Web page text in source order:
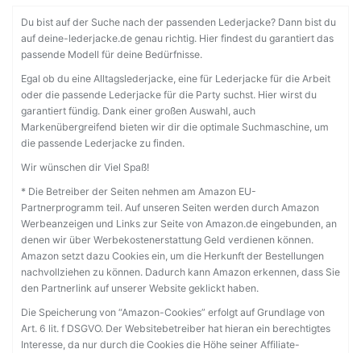
Du bist auf der Suche nach der passenden Lederjacke? Dann bist du
auf deine-lederjacke.de genau richtig. Hier findest du garantiert das
passende Modell für deine Bedürfnisse.
Egal ob du eine Alltagslederjacke, eine für Lederjacke für die Arbeit
oder die passende Lederjacke für die Party suchst. Hier wirst du
garantiert fündig. Dank einer großen Auswahl, auch
Markenübergreifend bieten wir dir die optimale Suchmaschine, um
die passende Lederjacke zu finden.
Wir wünschen dir Viel Spaß!
* Die Betreiber der Seiten nehmen am Amazon EU-
Partnerprogramm teil. Auf unseren Seiten werden durch Amazon
Werbeanzeigen und Links zur Seite von Amazon.de eingebunden, an
denen wir über Werbekostenerstattung Geld verdienen können.
Amazon setzt dazu Cookies ein, um die Herkunft der Bestellungen
nachvollziehen zu können. Dadurch kann Amazon erkennen, dass Sie
den Partnerlink auf unserer Website geklickt haben.
Die Speicherung von “Amazon-Cookies” erfolgt auf Grundlage von
Art. 6 lit. f DSGVO. Der Websitebetreiber hat hieran ein berechtigtes
Interesse, da nur durch die Cookies die Höhe seiner Affiliate-